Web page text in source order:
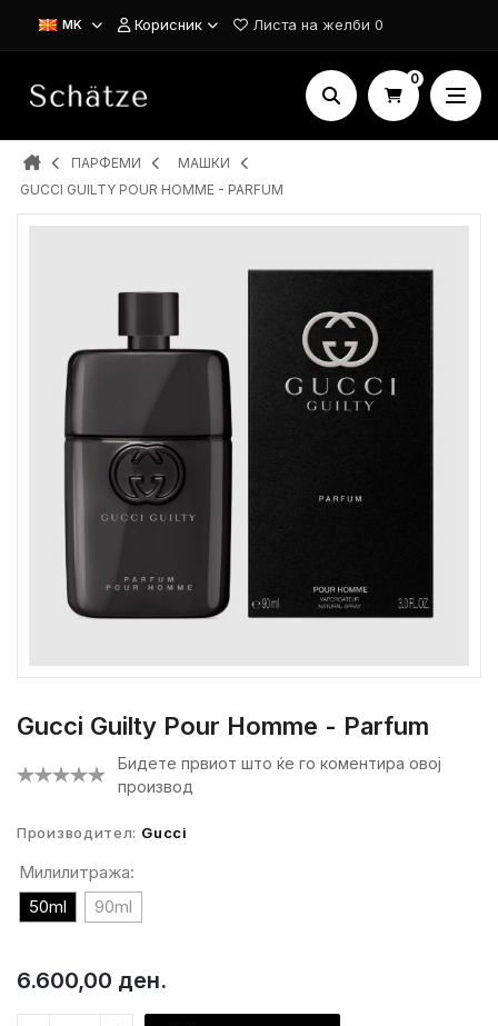
MK Корисник Листа на желби 0
0
ПАРФЕМИ
MAШКИ
GUCCI GUILTY POUR HOMME - PARFUM
Gucci Guilty Pour Homme - Parfum
Бидете првиот што ќе го коментира овој
производ
Производител: Gucci
Милилитража:
50ml
90ml
6.600,00 ден.